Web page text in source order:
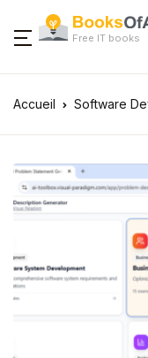
Free IT books
Accueil Software